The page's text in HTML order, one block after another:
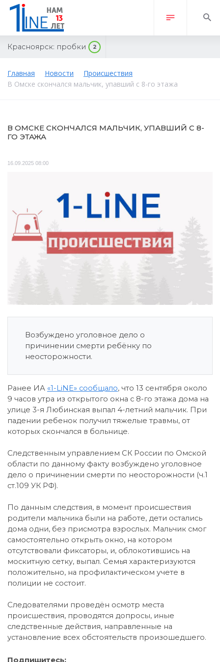
Красноярск: пробки 2
Главная Новости
Происшествия
В Омске скончался мальчик, упавший с 8-го этажа
В ОМСКЕ СКОНЧАЛСЯ МАЛЬЧИК, УПАВШИЙ С 8-
ГО ЭТАЖА
16.09.2025 08:00
Возбуждено уголовное дело о
причинении смерти ребёнку по
неосторожности.
Ранее ИА «1-LiNE» сообщало, что 13 сентября около
9 часов утра из открытого окна с 8-го этажа дома на
улице 3-я Любинская выпал 4-летний мальчик. При
падении ребенок получил тяжелые травмы, от
которых скончался в больнице.
Следственным управлением СК России по Омской
области по данному факту возбуждено уголовное
дело о причинении смерти по неосторожности (ч.1
ст.109 УК РФ).
По данным следствия, в момент происшествия
родители мальчика были на работе, дети остались
дома одни, без присмотра взрослых. Мальчик смог
самостоятельно открыть окно, на котором
отсутствовали фиксаторы, и, облокотившись на
москитную сетку, выпал. Семья характеризуются
положительно, на профилактическом учете в
полиции не состоит.
Следователями проведён осмотр места
происшествия, проводятся допросы, иные
следственные действия, направленные на
установление всех обстоятельств произошедшего.
Подпишитесь: